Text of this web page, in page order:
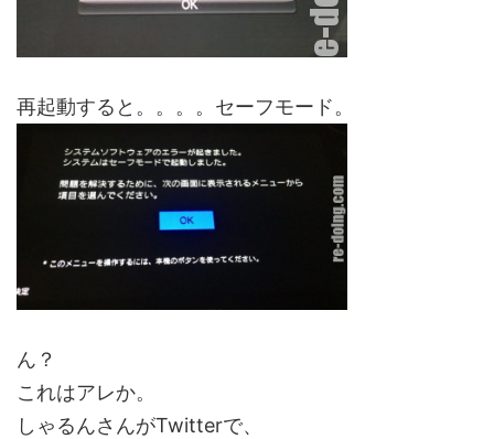
再起動すると。。。。セーフモード。
ん？
これはアレか。
しゃるんさんがTwitterで、